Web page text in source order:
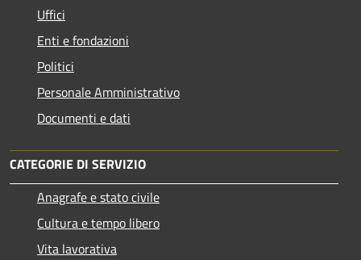
Uffici
Enti e fondazioni
Politici
Personale Amministrativo
Documenti e dati
CATEGORIE DI SERVIZIO
Anagrafe e stato civile
Cultura e tempo libero
Vita lavorativa